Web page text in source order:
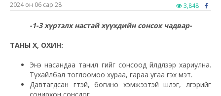
2024 он 06 сар 28 3,848
-1-3 хүртэлх настай хүүхдийн сонсох чадвар-
ТАНЫ ХҮҮ, ОХИН:
Энэ насандаа танил үгийг сонсоод үйлдлээр хариулна.
Тухайлбал тоглоомоо хураа, гараа угаа гэх мэт.
Давтагдсан үгтэй, богино хэмжээтэй шүлэг, үлгэрийг